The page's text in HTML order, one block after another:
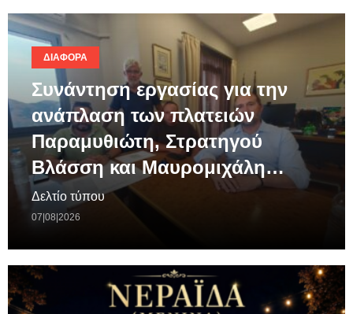
ΔΙΆΦΟΡΑ
Συνάντηση εργασίας για την
ανάπλαση των πλατειών
Παραμυθιώτη, Στρατηγού
Βλάσση και Μαυρομιχάλη…
Δελτίο τύπου
07|08|2026